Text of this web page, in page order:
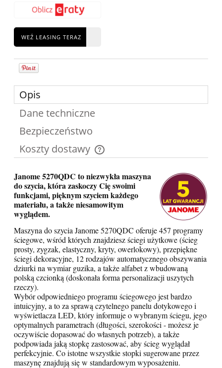
WEŹ LEASING TERAZ
Opis
Dane techniczne
Bezpieczeństwo
Koszty dostawy
Cena nie zawiera ewentualnych kosztów płatności
Janome 5270QDC to niezwykła maszyna
do szycia, która zaskoczy Cię swoimi
funkcjami, pięknym szyciem każdego
materiału, a także niesamowitym
wyglądem.
Maszyna do szycia Janome 5270QDC oferuje 457 programy
ściegowe, wśród których znajdziesz ściegi użytkowe (ścieg
prosty, zygzak, elastyczny, kryty, owerlokowy), przepiękne
ściegi dekoracyjne, 12 rodzajów automatycznego obszywania
dziurki na wymiar guzika, a także alfabet z wbudowaną
polską czcionką (doskonała forma personalizacji uszytych
rzeczy).
Wybór odpowiedniego programu ściegowego jest bardzo
intuicyjny, a to za sprawą czytelnego panelu dotykowego i
wyświetlacza LED, który informuje o wybranym ściegu, jego
optymalnych parametrach (długości, szerokości - możesz je
oczywiście dopasować do własnych potrzeb), a także
podpowiada jaką stopkę zastosować, aby ścieg wyglądał
perfekcyjnie. Co istotne wszystkie stopki sugerowane przez
maszynę znajdują się w standardowym wyposażeniu.